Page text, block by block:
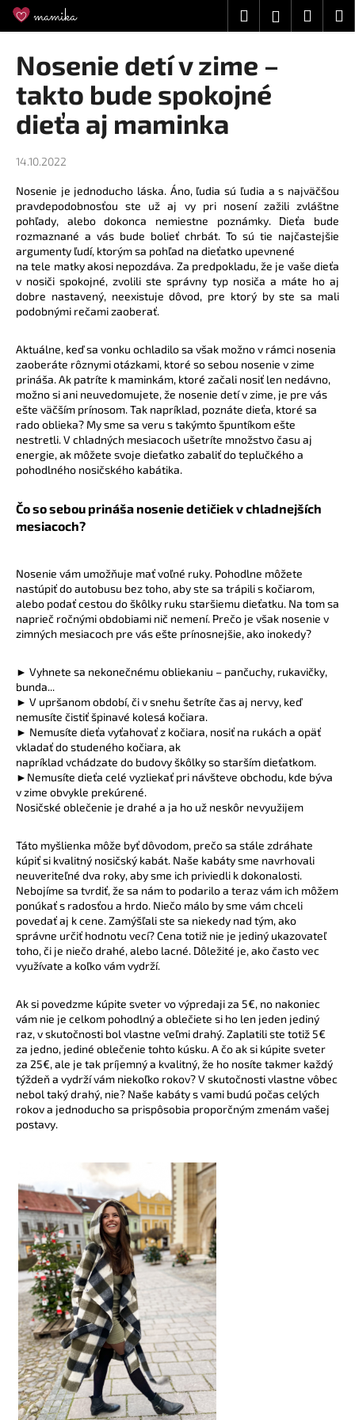
Prejsť
obsah
Hľadať
Nosenie detí v zime –
takto bude spokojné
dieťa aj maminka
14.10.2022
Nosenie je jednoducho láska. Áno, ľudia sú ľudia a s najväčšou
pravdepodobnosťou ste už aj vy pri nosení zažili zvláštne
pohľady, alebo dokonca nemiestne poznámky. Dieťa bude
rozmaznané a vás bude bolieť chrbát. To sú tie najčastejšie
argumenty ľudí, ktorým sa pohľad na dieťatko upevnené
na tele matky akosi nepozdáva. Za predpokladu, že je vaše dieťa
v nosiči spokojné, zvolili ste správny typ nosiča a máte ho aj
dobre nastavený, neexistuje dôvod, pre ktorý by ste sa mali
podobnými rečami zaoberať.
Aktuálne, keď sa vonku ochladilo sa však možno v rámci nosenia
zaoberáte rôznymi otázkami, ktoré so sebou nosenie v zime
prináša. Ak patríte k maminkám, ktoré začali nosiť len nedávno,
možno si ani neuvedomujete, že nosenie detí v zime, je pre vás
ešte väčším prínosom. Tak napríklad, poznáte dieťa, ktoré sa
rado oblieka? My sme sa veru s takýmto špuntíkom ešte
nestretli. V chladných mesiacoch ušetríte množstvo času aj
energie, ak môžete svoje dieťatko zabaliť do teplučkého a
pohodlného nosičského kabátika.
Čo so sebou prináša nosenie detičiek v chladnejších
mesiacoch?
Nosenie vám umožňuje mať voľné ruky. Pohodlne môžete
nastúpiť do autobusu bez toho, aby ste sa trápili s kočiarom,
alebo podať cestou do škôlky ruku staršiemu dieťatku. Na tom sa
naprieč ročnými obdobiami nič nemení. Prečo je však nosenie v
zimných mesiacoch pre vás ešte prínosnejšie, ako inokedy?
► Vyhnete sa nekonečnému obliekaniu – pančuchy, rukavičky,
bunda...
► V upršanom období, či v snehu šetríte čas aj nervy, keď
nemusíte čistiť špinavé kolesá kočiara.
► Nemusíte dieťa vyťahovať z kočiara, nosiť na rukách a opäť
vkladať do studeného kočiara, ak
napríklad vchádzate do budovy škôlky so starším dieťatkom.
►Nemusíte dieťa celé vyzliekať pri návšteve obchodu, kde býva
v zime obvykle prekúrené.
Nosičské oblečenie je drahé a ja ho už neskôr nevyužijem
Táto myšlienka môže byť dôvodom, prečo sa stále zdráhate
kúpiť si kvalitný nosičský kabát. Naše kabáty sme navrhovali
neuveriteľné dva roky, aby sme ich priviedli k dokonalosti.
Nebojíme sa tvrdiť, že sa nám to podarilo a teraz vám ich môžem
ponúkať s radosťou a hrdo. Niečo málo by sme vám chceli
povedať aj k cene. Zamýšľali ste sa niekedy nad tým, ako
správne určiť hodnotu vecí? Cena totiž nie je jediný ukazovateľ
toho, či je niečo drahé, alebo lacné. Dôležité je, ako často vec
využívate a koľko vám vydrží.
Ak si povedzme kúpite sveter vo výpredaji za 5€, no nakoniec
vám nie je celkom pohodlný a oblečiete si ho len jeden jediný
raz, v skutočnosti bol vlastne veľmi drahý. Zaplatili ste totiž 5€
za jedno, jediné oblečenie tohto kúsku. A čo ak si kúpite sveter
za 25€, ale je tak príjemný a kvalitný, že ho nosíte takmer každý
týždeň a vydrží vám niekoľko rokov? V skutočnosti vlastne vôbec
nebol taký drahý, nie? Naše kabáty s vami budú počas celých
rokov a jednoducho sa prispôsobia proporčným zmenám vašej
postavy.
o
Č
o
p
t
r
e
b
u
j
e
t
n
á
j
s
ť
?
O
d
p
r
ú
č
a
m
e
ZAVINOVACÍ
A
TEHOTENSKÝ
SVETER
€72,90